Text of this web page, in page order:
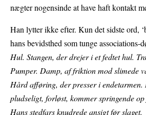
nægter nogensinde at have haft kontakt
Han lytter ikke efter. Kun det sidste ord,
hans bevidsthed som tunge associations-
Hul. Stangen, der drejer i et fedtet hul.
Pumper. Damp, af friktion mod slimede
Hård afføring, der presser i endetarmen.
pludseligt, forløst, kommer springende
Hans stedfars knudrede ansigt før slaget.